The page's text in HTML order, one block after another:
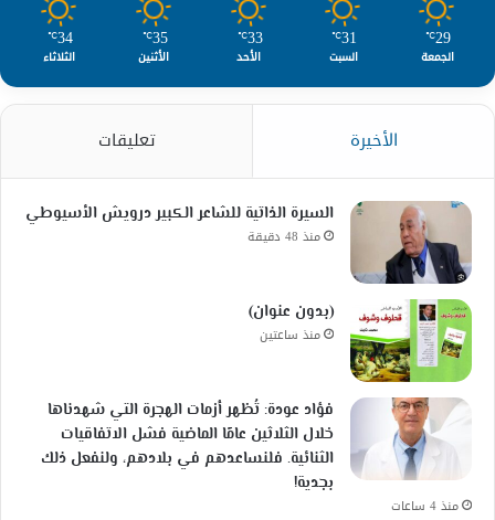
29
℃
الجمعة
31
℃
السبت
33
℃
الأحد
35
℃
الأثنين
34
℃
الثلاثاء
الأخيرة تعليقات
السيرة الذاتية للشاعر الكبير درويش الأسيوطي
منذ 48 دقيقة
(بدون عنوان)
منذ ساعتين
فؤاد عودة: تُظهر أزمات الهجرة التي شهدناها
خلال الثلاثين عامًا الماضية فشل الاتفاقيات
الثنائية. فلنساعدهم في بلادهم، ولنفعل ذلك
بجدية!
منذ 4 ساعات